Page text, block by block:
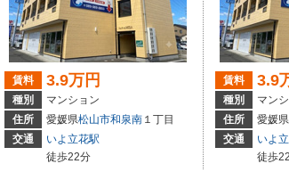
賃料 3.9万円
種別
マンション
住所
愛媛県松山市和泉南 １丁目
交通
いよ立花駅
徒歩22分
賃料 3.9
種別
マン
住所
愛媛県
交通
いよ
徒歩